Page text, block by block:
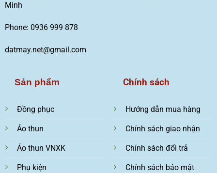
Minh
Phone: 0936 999 878
datmay.net@gmail.com
Sản phẩm
Đồng phục
Áo thun
Áo thun VNXK
Phụ kiện
Chính sách
Hướng dẫn mua hàng
Chính sách giao nhận
Chính sách đổi trả
Chính sách bảo mật